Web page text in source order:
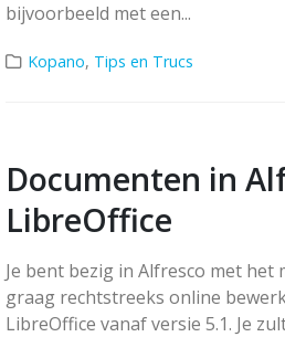
bijvoorbeeld met een...
Kopano, Tips en Trucs
Documenten in
LibreOffice
Je bent bezig in Alfresco met
graag rechtstreeks online
LibreOffice vanaf versie 5.1. Je